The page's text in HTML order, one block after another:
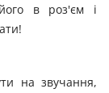
в роз'єм і
на звучання,